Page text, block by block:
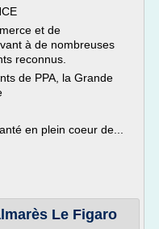
et de
à de nombreuses
reconnus.
de PPA, la Grande
en plein coeur de...
Le Figaro